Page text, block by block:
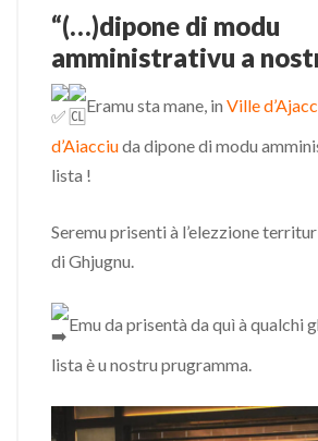
“(…)dipone di modu
amministrativu a
Eramu sta mane, in Ville
d’Aiacciuda dipone di modu
lista !
Seremu prisenti à l’elezzione
di Ghjugnu.
Emu da prisentà da quì à qualchi
lista è u nostru prugramma.